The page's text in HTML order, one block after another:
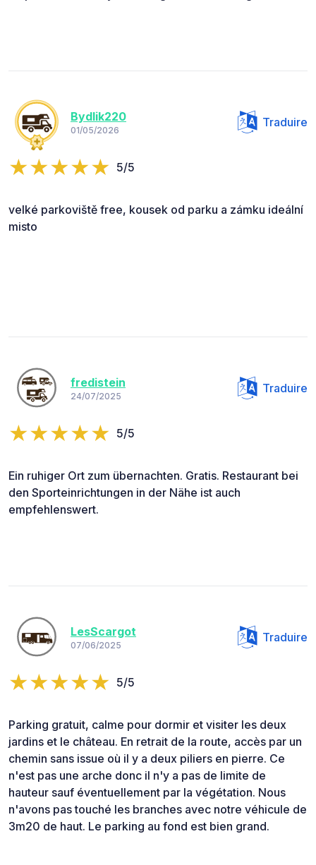
Bydlik220
01/05/2026
Traduire
5/5
velké parkoviště free, kousek od parku a zámku ideální
misto
fredistein
24/07/2025
Traduire
5/5
Ein ruhiger Ort zum übernachten. Gratis. Restaurant bei
den Sporteinrichtungen in der Nähe ist auch
empfehlenswert.
LesScargot
07/06/2025
Traduire
5/5
Parking gratuit, calme pour dormir et visiter les deux
jardins et le château. En retrait de la route, accès par un
chemin sans issue où il y a deux piliers en pierre. Ce
n'est pas une arche donc il n'y a pas de limite de
hauteur sauf éventuellement par la végétation. Nous
n'avons pas touché les branches avec notre véhicule de
3m20 de haut. Le parking au fond est bien grand.